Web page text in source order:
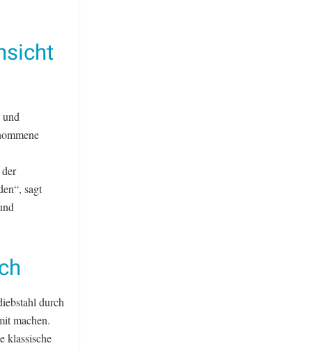
sagt
durch
machen.
klassische